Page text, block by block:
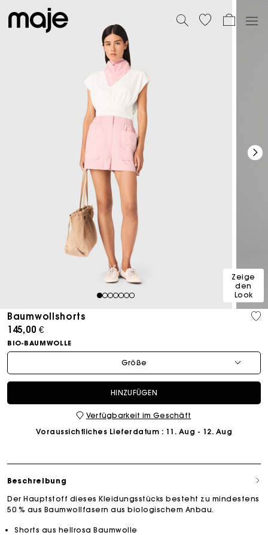
1234567
Zeige
den
Look
Baumwollshorts
145,00 €
BIO-BAUMWOLLE
Größe
HINZUFÜGEN
Verfügbarkeit im Geschäft
Voraussichtliches Lieferdatum : 11. Aug - 12. Aug
Beschreibung
Der Hauptstoff dieses Kleidungsstücks besteht zu mindestens
50 % aus Baumwollfasern aus biologischem Anbau.
Shorts aus hellrosa Baumwolle